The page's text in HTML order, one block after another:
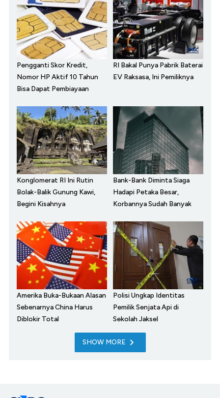
Pengganti Skor Kredit,
Nomor HP Aktif 10 Tahun
Bisa Dapat Pembiayaan
RI Bakal Punya Pabrik Baterai
EV Raksasa, Ini Pemiliknya
Konglomerat RI Ini Rutin
Bolak-Balik Gunung Kawi,
Begini Kisahnya
Bank-Bank Diminta Siaga
Hadapi Petaka Besar,
Korbannya Sudah Banyak
Amerika Buka-Bukaan Alasan
Sebenarnya China Harus
Diblokir Total
Polisi Ungkap Identitas
Pemilik Senjata Api di
Sekolah Jaksel
SHOW MORE